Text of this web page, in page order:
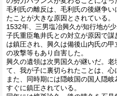
毛利氏の離反は、毛利氏の後継争
たことが大きな原因とされている。
1532年、三男塩冶興久が知行地が
子氏重臣亀井氏との対立が原因で
は鎮圧され、興久は備後山内氏の
の攻撃等もあり自害した。
興久の遺領は次男国久が継いだ。
て、我が子に裏切られたことは、心
また、同時期には隠岐国の国人隠岐
すぐに鎮圧されている。